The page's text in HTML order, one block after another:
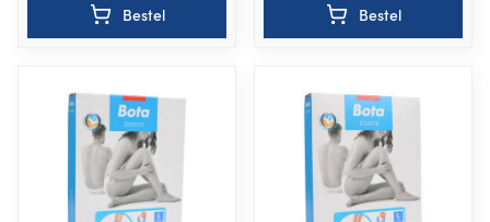
Bestel Bestel